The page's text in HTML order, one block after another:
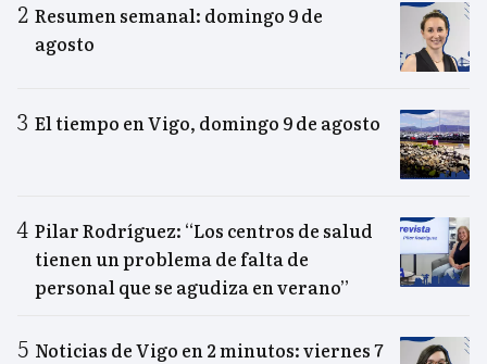
Resumen semanal: domingo 9 de
agosto
El tiempo en Vigo, domingo 9 de agosto
Pilar Rodríguez: “Los centros de salud
tienen un problema de falta de
personal que se agudiza en verano”
Noticias de Vigo en 2 minutos: viernes 7